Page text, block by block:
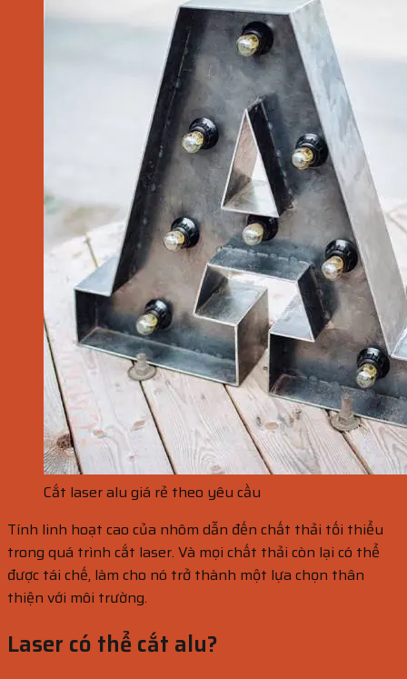
Cắt laser alu giá rẻ theo yêu cầu
Tính linh hoạt cao của nhôm dẫn đến chất thải tối thiểu
trong quá trình cắt laser. Và mọi chất thải còn lại có thể
được tái chế, làm cho nó trở thành một lựa chọn thân
thiện với môi trường.
Laser có thể cắt alu?